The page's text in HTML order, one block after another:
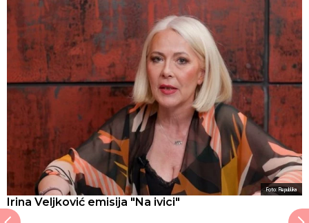
Foto: Republika
Irina Veljković emisija "Na ivici"